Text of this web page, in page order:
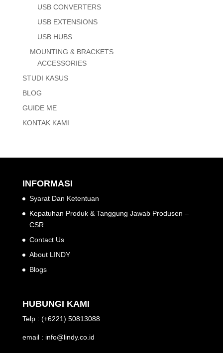
USB CONVERTERS
USB EXTENSIONS
USB HUBS
MOUNTING & BRACKETS
ACCESSORIES
STUDI KASUS
BLOG
GUIDE ME
KONTAK KAMI
INFORMASI
Syarat Dan Ketentuan
Kepatuhan Produk & Tanggung Jawab Produsen –
CSR
Contact Us
About LINDY
Blogs
HUBUNGI KAMI
Telp : (+6221) 50813088
email : info@lindy.co.id